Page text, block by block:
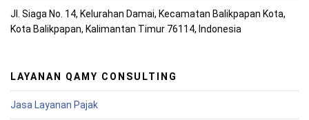
Jl. Siaga No. 14, Kelurahan Damai, Kecamatan Balikpapan Kota,
Kota Balikpapan, Kalimantan Timur 76114, Indonesia
LAYANAN QAMY CONSULTING
Jasa Layanan Pajak